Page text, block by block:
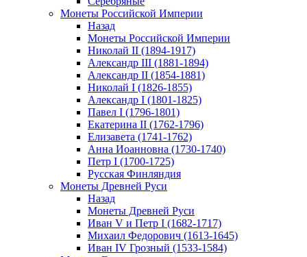
Монеты Российской Империи
Назад
Монеты Российской Империи
Николай II (1894-1917)
Александр III (1881-1894)
Александр II (1854-1881)
Николай I (1826-1855)
Александр I (1801-1825)
Павел I (1796-1801)
Екатерина II (1762-1796)
Елизавета (1741-1762)
Анна Иоанновна (1730-1740)
Петр I (1700-1725)
Русская Финляндия
Монеты Древней Руси
Назад
Монеты Древней Руси
Иван V и Петр I (1682-1717)
Михаил Федорович (1613-1645)
Иван IV Грозный (1533-1584)